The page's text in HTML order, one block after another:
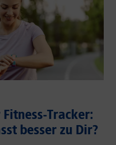
Tracker:
besser zu Dir?